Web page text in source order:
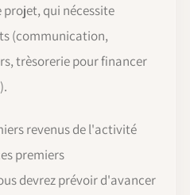
projet, qui nécessite
(communication,
trèsorerie pour financer
revenus de l'activité
premiers
devrez prévoir d'avancer